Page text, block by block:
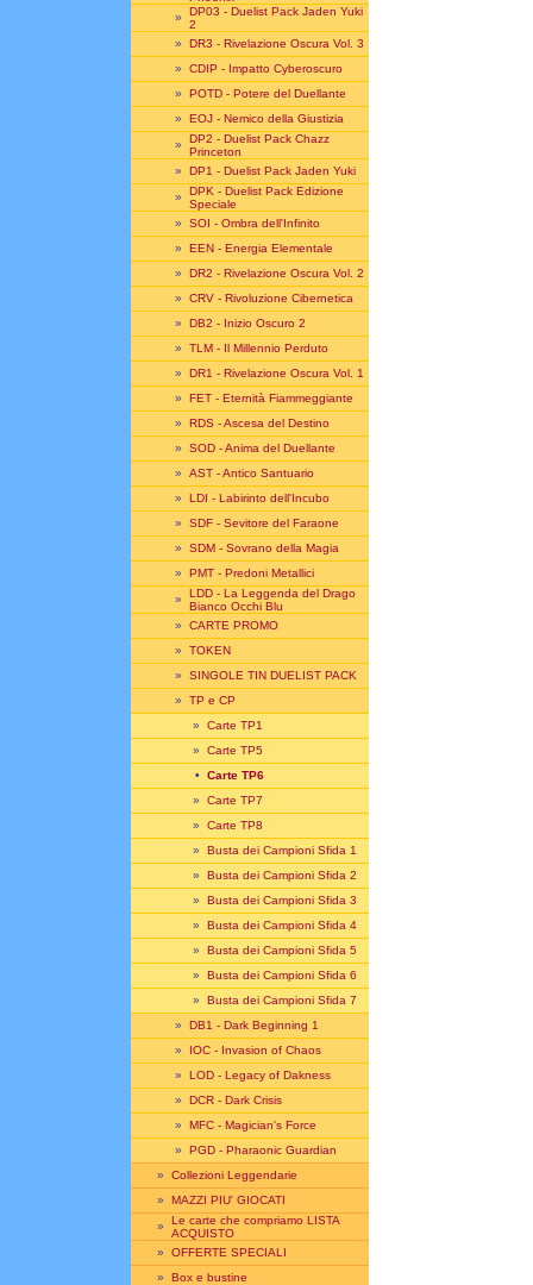
» DP03 - Duelist Pack Jaden Yuki
2
» DR3 - Rivelazione Oscura Vol. 3
» CDIP - Impatto Cyberoscuro
» POTD - Potere del Duellante
» EOJ - Nemico della Giustizia
» DP2 - Duelist Pack Chazz
Princeton
» DP1 - Duelist Pack Jaden Yuki
» DPK - Duelist Pack Edizione
Speciale
» SOI - Ombra dell'Infinito
» EEN - Energia Elementale
» DR2 - Rivelazione Oscura Vol. 2
» CRV - Rivoluzione Cibernetica
» DB2 - Inizio Oscuro 2
» TLM - Il Millennio Perduto
» DR1 - Rivelazione Oscura Vol. 1
» FET - Eternità Fiammeggiante
» RDS - Ascesa del Destino
» SOD - Anima del Duellante
» AST - Antico Santuario
» LDI - Labirinto dell'Incubo
» SDF - Sevitore del Faraone
» SDM - Sovrano della Magia
» PMT - Predoni Metallici
» LDD - La Leggenda del Drago
Bianco Occhi Blu
» CARTE PROMO
» TOKEN
» SINGOLE TIN DUELIST PACK
» TP e CP
» Carte TP1
» Carte TP5
• Carte TP6
» Carte TP7
» Carte TP8
» Busta dei Campioni Sfida 1
» Busta dei Campioni Sfida 2
» Busta dei Campioni Sfida 3
» Busta dei Campioni Sfida 4
» Busta dei Campioni Sfida 5
» Busta dei Campioni Sfida 6
» Busta dei Campioni Sfida 7
» DB1 - Dark Beginning 1
» IOC - Invasion of Chaos
» LOD - Legacy of Dakness
» DCR - Dark Crisis
» MFC - Magician's Force
» PGD - Pharaonic Guardian
» Collezioni Leggendarie
» MAZZI PIU' GIOCATI
» Le carte che compriamo LISTA
ACQUISTO
» OFFERTE SPECIALI
» Box e bustine